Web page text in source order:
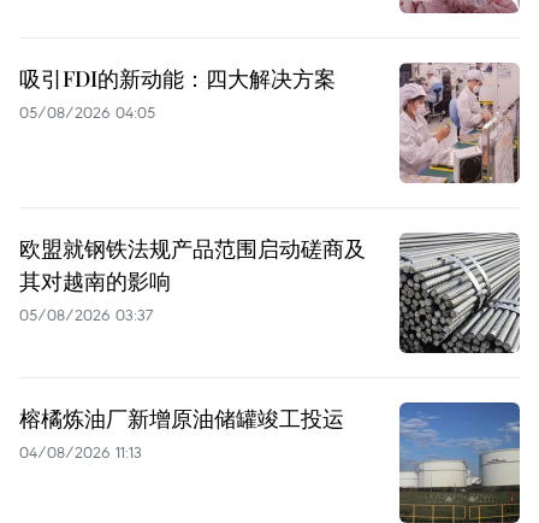
吸引FDI的新动能：四大解决方案
05/08/2026 04:05
欧盟就钢铁法规产品范围启动磋商及
其对越南的影响
05/08/2026 03:37
榕橘炼油厂新增原油储罐竣工投运
04/08/2026 11:13